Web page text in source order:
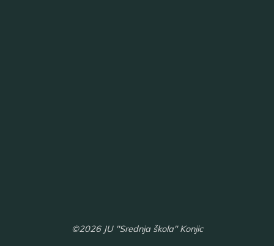
©2026 JU "Srednja škola" Konjic